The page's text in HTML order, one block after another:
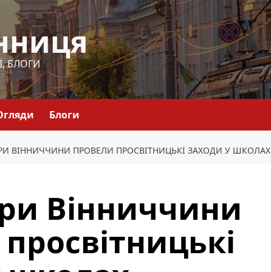
БЛОГИ
Блоги
ВІННИЧЧИНИ ПРОВЕЛИ ПРОСВІТНИЦЬКІ ЗАХОДИ У ШКОЛАХ
Вінниччини